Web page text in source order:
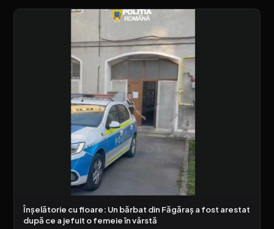
Înșelătorie cu floare: Un bărbat din Făgăraș a fost arestat
după ce a jefuit o femeie în vârstă